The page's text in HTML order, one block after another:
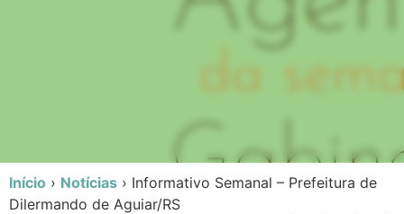
Início › Notícias › Informativo Semanal – Prefeitura de
Dilermando de Aguiar/RS